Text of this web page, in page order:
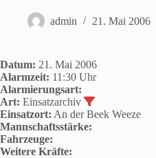
admin 21. Mai 2006
Datum: 21. Mai 2006
Alarmzeit: 11:30 Uhr
Alarmierungsart:
Art: Einsatzarchiv
Einsatzort: An der Beek Weeze
Mannschaftsstärke:
Fahrzeuge:
Weitere Kräfte: